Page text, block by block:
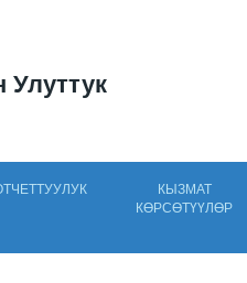
КЫЗМАТ
КӨРСӨТҮҮЛӨР